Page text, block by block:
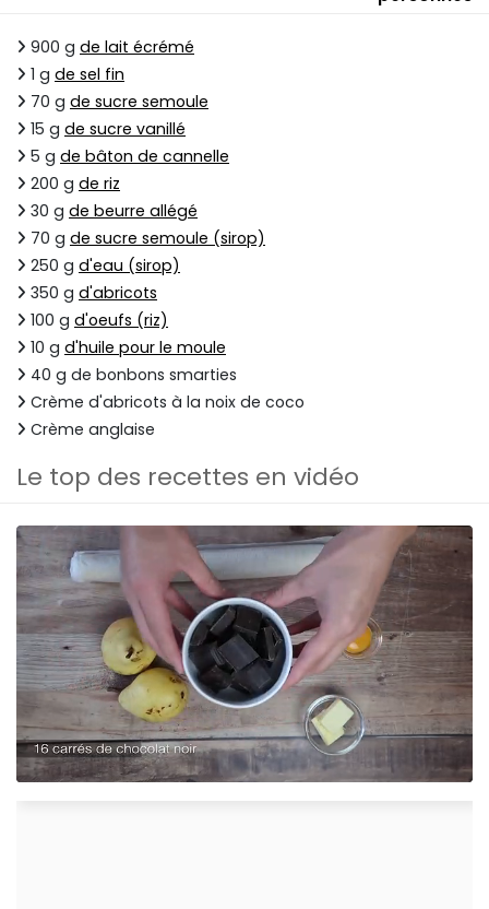
900 g de lait écrémé
1 g de sel fin
70 g de sucre semoule
15 g de sucre vanillé
5 g de bâton de cannelle
200 g de riz
30 g de beurre allégé
70 g de sucre semoule (sirop)
250 g d'eau (sirop)
350 g d'abricots
100 g d'oeufs (riz)
10 g d'huile pour le moule
40 g de bonbons smarties
Crème d'abricots à la noix de coco
Crème anglaise
Le top des recettes en vidéo